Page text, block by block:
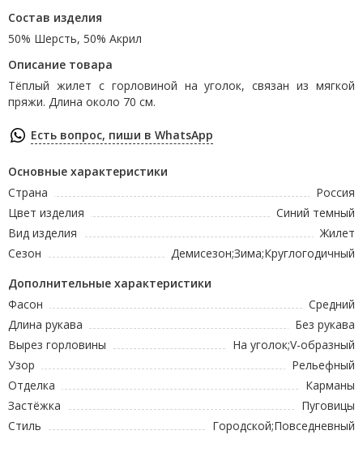
Основные характеристики
Страна
Россия
Цвет изделия
Синий темный
Вид изделия
Жилет
Сезон
Демисезон;Зима;Круглогодичный
Дополнительные характеристики
Фасон
Средний
Длина рукава
Без рукава
Вырез горловины
На уголок;V-образный
Узор
Рельефный
Отделка
Карманы
Застёжка
Пуговицы
Стиль
Городской;Повседневный
Состав изделия
50% Шерсть, 50% Акрил
Описание товара
Тёплый жилет с горловиной на уголок, связан из мягкой
пряжи. Длина около 70 см.
Есть вопрос, пиши в WhatsApp